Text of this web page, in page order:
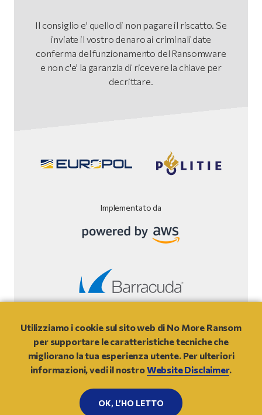
Il consiglio e' quello di non pagare il riscatto. Se
inviate il vostro denaro ai criminali date
conferma del funzionamento del Ransomware
e non c'e' la garanzia di ricevere la chiave per
decrittare.
Implementato da
© 2021- NO MORE RANSOM
IN ALTO
Utilizziamo i cookie sul sito web di No More Ransom
per supportare le caratteristiche tecniche che
migliorano la tua esperienza utente. Per ulteriori
informazioni, vedi il nostroWebsite Disclaimer.
OK, L’HO LETTO